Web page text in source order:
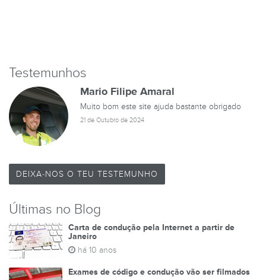
Testemunhos
Mario Filipe Amaral
Muito bom este site ajuda bastante obrigado
21 de Outubro de 2024
DEIXA-NOS O TEU TESTEMUNHO
Últimas no Blog
Carta de condução pela Internet a partir de
Janeiro
há 10 anos
Exames de código e condução vão ser filmados